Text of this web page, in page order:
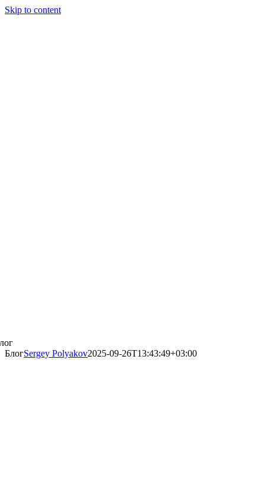
Skip to content
БлогSergey Polyakov2025-09-26T13:43:49+03:00